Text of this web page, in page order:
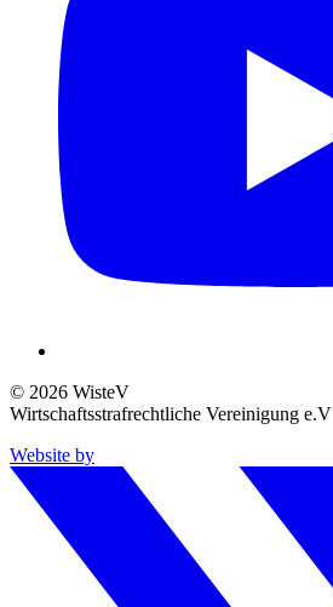
© 2026 WisteV
Wirtschaftsstrafrechtliche Vereinigung e.V
Website by